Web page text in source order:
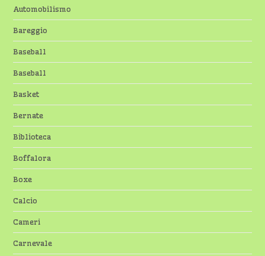
Automobilismo
Bareggio
Baseball
Baseball
Basket
Bernate
Biblioteca
Boffalora
Boxe
Calcio
Cameri
Carnevale